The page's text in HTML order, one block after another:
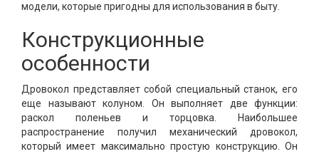
модели, которые пригодны для использования в быту.
Конструкционные
особенности
Дровокол представляет собой специальный станок, его
еще называют колуном. Он выполняет две функции:
раскол поленьев и торцовка. Наибольшее
распространение получил механический дровокол,
который имеет максимально простую конструкцию. Он